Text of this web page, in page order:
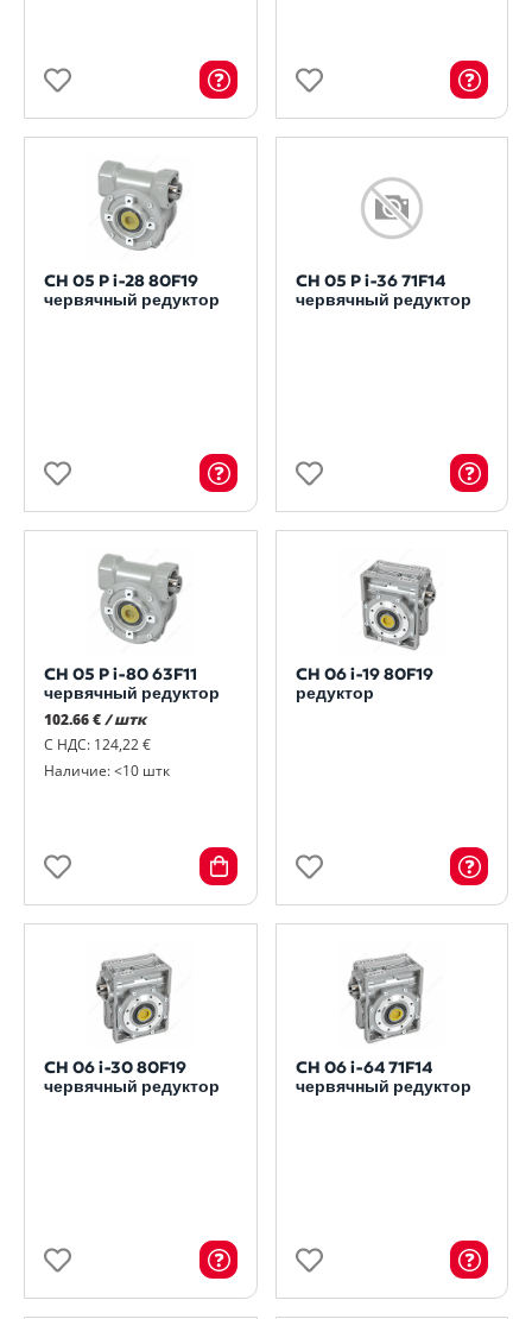
CH 05 P i-28 80F19
червячный редуктор
CH 05 P i-36 71F14
червячный редуктор
CH 05 P i-80 63F11
червячный редуктор
102.66 €/ штк
С НДС: 124,22 €
Наличие: <10 штк
CH 06 i-19 80F19
редуктор
CH 06 i-30 80F19
червячный редуктор
CH 06 i-64 71F14
червячный редуктор